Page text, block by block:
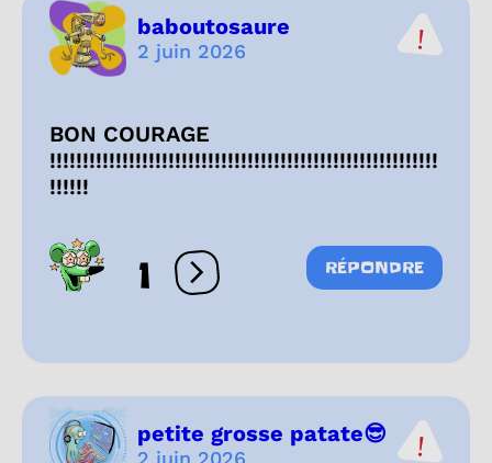
baboutosaure
2 juin 2026
BON COURAGE
!!!!!!!!!!!!!!!!!!!!!!!!!!!!!!!!!!!!!!!!!!!!!!!!!!!!!!!!!!!
!!!!!!
1 Ouvrir les réactions
RÉPONDRE
petite grosse patate😎
2 juin 2026